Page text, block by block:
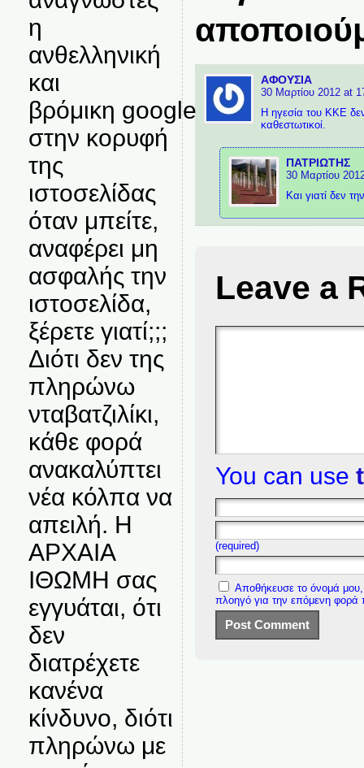
η
ανθελληνική
και
βρόμικη google
στην κορυφή
της
ιστοσελίδας
όταν μπείτε,
αναφέρει μη
ασφαλής την
ιστοσελίδα,
ξέρετε γιατί;;;
Διότι δεν της
πληρώνω
νταβατζιλίκι,
κάθε φορά
ανακαλύπτει
νέα κόλπα να
απειλή. Η
ΑΡΧΑΙΑ
ΙΘΩΜΗ σας
εγγυάται, ότι
δεν
διατρέχετε
κανένα
κίνδυνο, διότι
πληρώνω με
ΑΦΟΥΣΙΑ
30 Μαρτίου 2012 at
Η ηγεσία του ΚΚΕ
καθεστωτικοί.
ΠΑΤΡΙΩΤΗΣ
30 Μαρτίου
Και γιατί δεν
Leave a
You can use
(required)
Αποθήκευσε το όνομά μου,
πλοηγό για την επόμενη